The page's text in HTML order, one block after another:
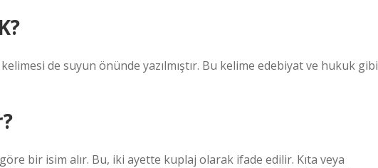
de suyun önünde yazılmıştır. Bu kelime edebiyat ve hukuk gibi
bir isim alır. Bu, iki ayette kuplaj olarak ifade edilir. Kıta veya